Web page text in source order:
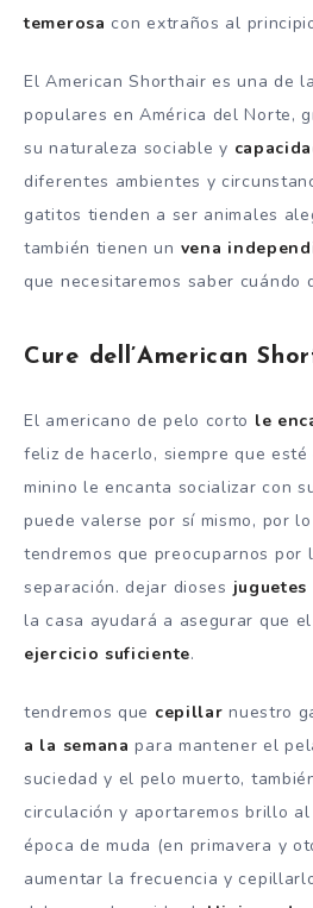
temerosa con extraños al
El American Shorthair es una de
populares en América del Norte,
su naturaleza sociable y
diferentes ambientes y
gatitos tienden a ser animales
también tienen un vena
que necesitaremos saber cuándo
Cure dell’American
El americano de pelo corto le
feliz de hacerlo, siempre que
minino le encanta socializar con
puede valerse por sí mismo, por
tendremos que preocuparnos por
separación. dejar dioses
la casa ayudará a asegurar que
ejercicio suficiente.
tendremos que cepillar nuestro
a la semanapara mantener el
suciedad y el pelo muerto,
circulación y aportaremos brillo
época de muda (en primavera y
aumentar la frecuencia y